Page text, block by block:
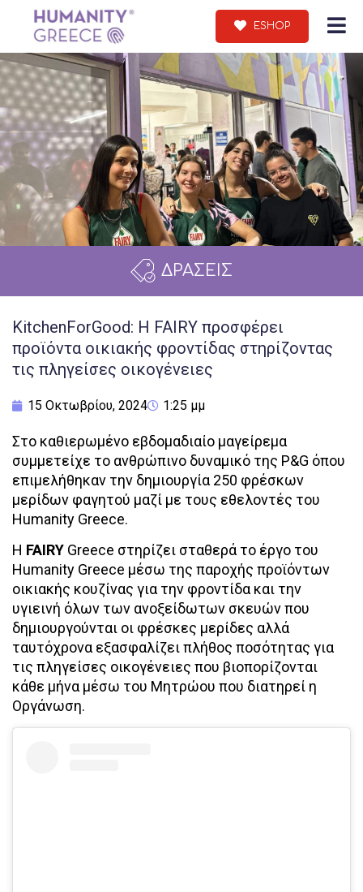
ESHOP
ΔΡΑΣΕΙΣ
KitchenForGood: Η FAIRY προσφέρει
προϊόντα οικιακής φροντίδας στηρίζοντας
τις πληγείσες οικογένειες
15 Οκτωβρίου, 2024 1:25 μμ
Στο καθιερωμένο εβδομαδιαίο μαγείρεμα
συμμετείχε το ανθρώπινο δυναμικό της P&G όπου
επιμελήθηκαν την δημιουργία 250 φρέσκων
μερίδων φαγητού μαζί με τους εθελοντές του
Humanity Greece.
H FAIRY Greece στηρίζει σταθερά το έργο του
Humanity Greece μέσω της παροχής προϊόντων
οικιακής κουζίνας για την φροντίδα και την
υγιεινή όλων των ανοξείδωτων σκευών που
δημιουργούνται οι φρέσκες μερίδες αλλά
ταυτόχρονα εξασφαλίζει πλήθος ποσότητας για
τις πληγείσες οικογένειες που βιοπορίζονται
κάθε μήνα μέσω του Μητρώου που διατηρεί η
Οργάνωση.